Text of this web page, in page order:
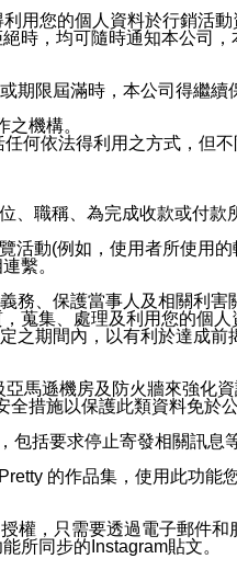
您的個人資料於行銷活
時，均可隨時通知本公司
限屆滿時，本公司得繼續
機構。
何依法得利用之方式，但
職稱、為完成收款或付
動(例如，使用者所使用
繫。
、保護當事人及相關利
蒐集、處理及利用您的個人
期間內，以有利於達成前
馬遜機房及防火牆來強化
措施以保護此類資料免於
括要求停止寄發相關訊息等
的作品集，使用此功能
權，只需要透過電子郵件
所同步的Instagram貼文。